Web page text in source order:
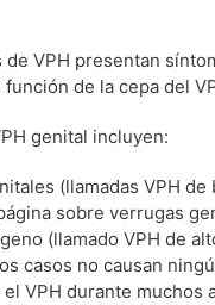
VPH presentan
de la cepa del
genital incluyen:
(llamadas VPH de
sobre verrugas
(llamado VPH de
casos no causan
VPH durante muchos